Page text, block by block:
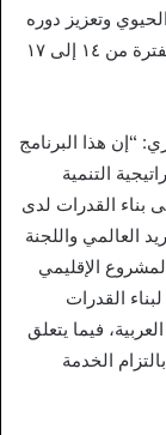
وتعزيز دوره
في التنمية الاقتصادية والاجتماعية، وذلك خلال الفترة من ١٤ إلى ١٧
“إن هذا البرنامج
التنمية
بناء القدرات لدى
العالمي واللجنة
الإقليمي
القدرات
فيما يتعلق
الخدمة